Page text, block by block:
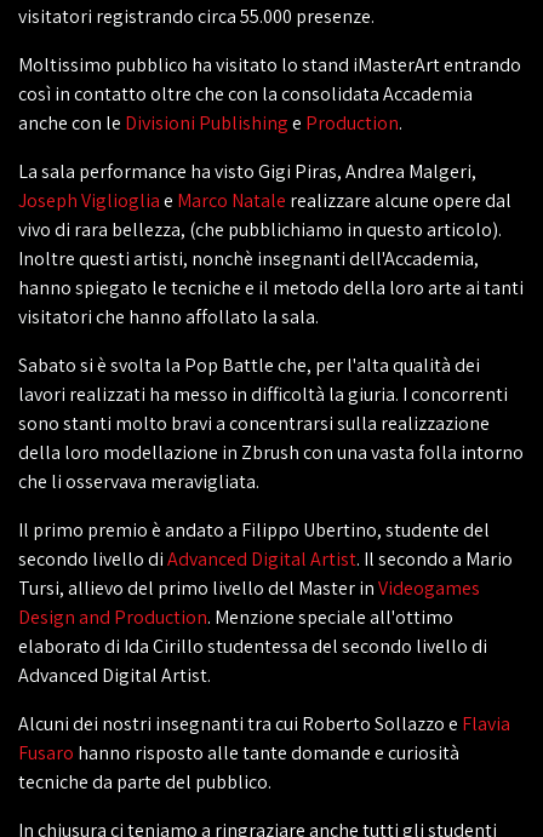
visitatori registrando circa 55.000 presenze.
Moltissimo pubblico ha visitato lo stand iMasterArt entrando
così in contatto oltre che con la consolidata Accademia
anche con le Divisioni Publishinge Production.
La sala performance ha visto Gigi Piras, Andrea Malgeri,
Joseph Vigliogliae Marco Natale realizzare alcune opere dal
vivo di rara bellezza, (che pubblichiamo in questo articolo).
Inoltre questi artisti, nonchè insegnanti dell'Accademia,
hanno spiegato le tecniche e il metodo della loro arte ai tanti
visitatori che hanno affollato la sala.
Sabato si è svolta la Pop Battle che, per l'alta qualità dei
lavori realizzati ha messo in difficoltà la giuria. I concorrenti
sono stanti molto bravi a concentrarsi sulla realizzazione
della loro modellazione in Zbrush con una vasta folla intorno
che li osservava meravigliata.
Il primo premio è andato a Filippo Ubertino, studente del
secondo livello diAdvanced Digital Artist. Il secondo a Mario
Tursi, allievo del primo livello del Master inVideogames
Design and Production. Menzione speciale all'ottimo
elaborato di Ida Cirillo studentessa del secondo livello di
Advanced Digital Artist.
Alcuni dei nostri insegnanti tra cui Roberto Sollazzo e Flavia
Fusaro hanno risposto alle tante domande e curiosità
tecniche da parte del pubblico.
In chiusura ci teniamo a ringraziare anche tutti gli studenti